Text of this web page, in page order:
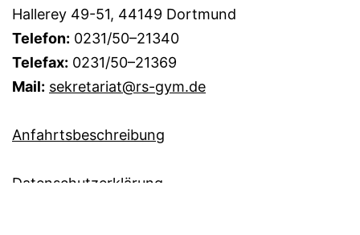
Hallerey 49-51, 44149 Dortmund
Telefon: 0231/50–21340
Telefax: 0231/50–21369
Mail: sekretariat@rs-gym.de
Anfahrtsbeschreibung
Datenschutzerklärung